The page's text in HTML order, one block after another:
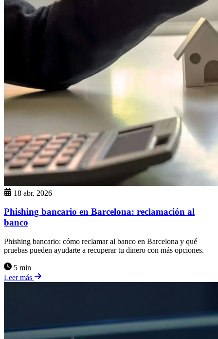
18 abr. 2026
Phishing bancario en Barcelona: reclamación al
banco
Phishing bancario: cómo reclamar al banco en Barcelona y qué
pruebas pueden ayudarte a recuperar tu dinero con más opciones.
5 min
Leer más